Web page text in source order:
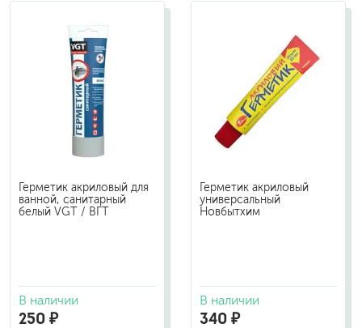
Герметик акриловый для
ванной, санитарный
белый VGT / ВГТ
В наличии
250 ₽
Герметик акриловый
универсальный
Новбытхим
В наличии
340 ₽